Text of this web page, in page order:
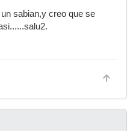
sabian,y creo que se